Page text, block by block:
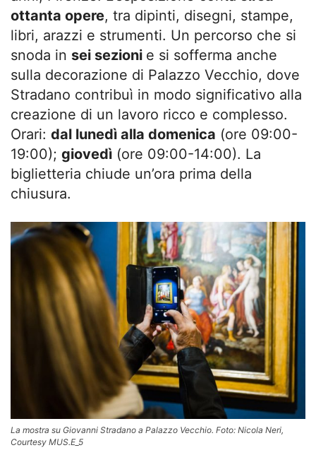
ottanta opere, tra dipinti, disegni, stampe,
libri, arazzi e strumenti. Un percorso che si
snoda in sei sezioni e si sofferma anche
sulla decorazione di Palazzo Vecchio, dove
Stradano contribuì in modo significativo alla
creazione di un lavoro ricco e complesso.
Orari: dal lunedì alla domenica (ore 09:00-
19:00); giovedì (ore 09:00-14:00). La
biglietteria chiude un’ora prima della
chiusura.
La mostra su Giovanni Stradano a Palazzo Vecchio. Foto: Nicola Neri,
Courtesy MUS.E_5